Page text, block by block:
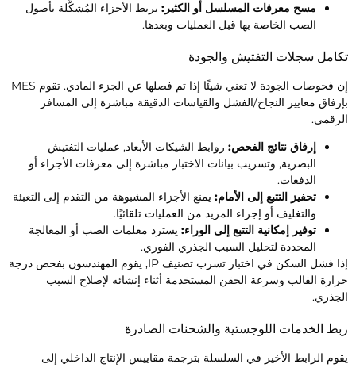
مسح معرفات المسلسل أو الكثير:يربط الأجزاء المُشكَّلة بأصول
الصب الخاصة بها قبل العمليات وبعدها.
سجلات التفتيش والجودة
إن فحوصات الجودة لا تعني شيئًا إذا تم فصلها عن الجزء المادي. تقوم MES
معايير النجاح/الفشل والقياسات الدقيقة مباشرة إلى المسافر
إرفاق نتائج الفحص:روابط الشيكات الأبعاد, عمليات التفتيش
البصرية, وتسريب بيانات الاختبار مباشرة إلى معرفات الأجزاء أو
الدفعات.
تحفيز التتبع إلى الأمام:يمنع الأجزاء المشبوهة من التقدم إلى التعبئة
والتغليف أو إجراء المزيد من العمليات تلقائيًا.
توفير إمكانية التتبع إلى الوراء: يسترد معلمات الصب أو المعالجة
المحددة لتحليل السبب الجذري الفوري.
إذا فشل السكن في اختبار تسرب تصنيف IP, يقوم المهندسون بفحص درجة
القالب وسرعة الحقن المستخدمة أثناء إنشائه لإصلاح السبب
الخدمات اللوجستية والشحنات الصادرة
الرابط الأخير في السلسلة بترجمة مقاييس الإنتاج الداخلي إلى